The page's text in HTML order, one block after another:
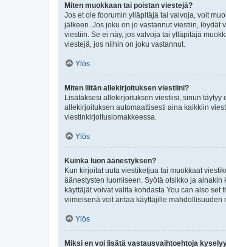
Miten muokkaan tai poistan viestejä?
Jos et ole foorumin ylläpitäjä tai valvoja, voit
jälkeen. Jos joku on jo vastannut viestiin, löydät
viestiin. Se ei näy, jos valvoja tai ylläpitäjä
viestejä, jos niihin on joku vastannut.
Ylös
Miten liitän allekirjoituksen viestiini?
Lisätäksesi allekirjoituksen viestiisi, sinun
allekirjoituksen automaattisesti aina kaikkiin
viestinkirjoituslomakkeessa.
Ylös
Kuinka luon äänestyksen?
Kun kirjoitat uuta viestiketjua tai muokkaat
äänestysten luomiseen. Syötä otsikko ja
käyttäjät voivat valita kohdasta You can also set
viimeisenä voit antaa käyttäjille mahdollisuuden
Ylös
Miksi en voi lisätä vastausvaihtoehtoja